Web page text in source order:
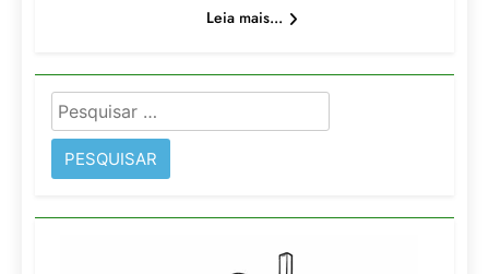
Leia mais...
Pesquisar
por: